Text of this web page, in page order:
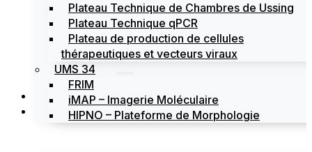
Plateau Technique de Chambres de Ussing
Plateau Technique qPCR
Plateau de production de cellules
thérapeutiques et vecteurs viraux
UMS 34
FRIM
iMAP – Imagerie Moléculaire
HIPNO – Plateforme de Morphologie
Actualités
Évènements